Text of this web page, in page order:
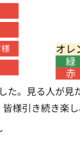
た。見る人が
様引き続き楽